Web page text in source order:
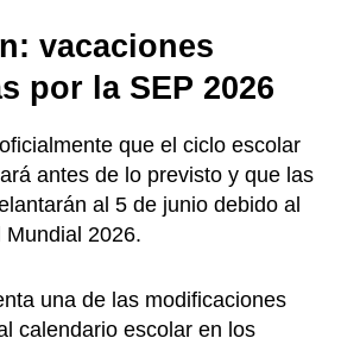
vacaciones
por la SEP 2026
que el ciclo escolar
antes de lo previsto y que las
al 5 de junio debido al
2026.
una de las modificaciones
calendario escolar en los